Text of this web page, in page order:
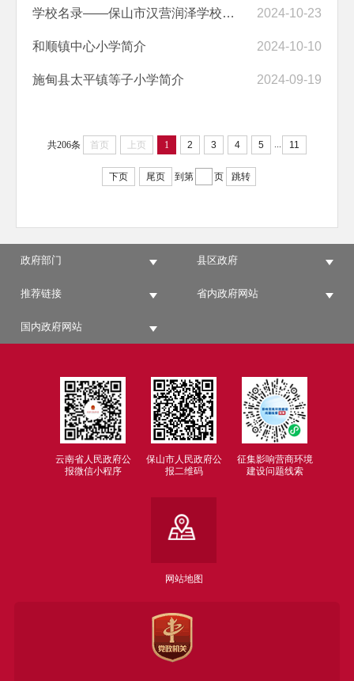
​学校名录——保山市汉营润泽学校简介 2024-10-23
和顺镇中心小学简介 2024-10-10
施甸县太平镇等子小学简介 2024-09-19
共206条 首页 上页 1 2 3 4 5 ... 11
下页 尾页 到第 页 跳转
政府部门 县区政府
推荐链接 省内政府网站
国内政府网站
云南省人民政府公
报微信小程序
保山市人民政府公
报二维码
征集影响营商环境
建设问题线索
网站地图